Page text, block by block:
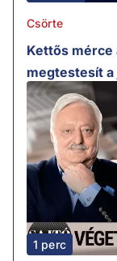
Csörte
Kettős mérce
megtestesít
1 perc